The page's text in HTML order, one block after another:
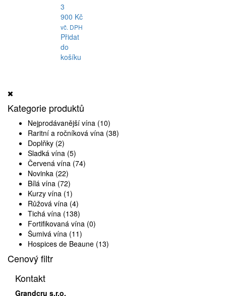
3
900 Kč
vč. DPH
Přidat
do
košíku
Kategorie produktů
Nejprodávanější vína (10)
Raritní a ročníková vína (38)
Doplňky (2)
Sladká vína (5)
Červená vína (74)
Novinka (22)
Bílá vína (72)
Kurzy vína (1)
Růžová vína (4)
Tichá vína (138)
Fortifikovaná vína (0)
Šumivá vína (11)
Hospices de Beaune (13)
Cenový filtr
Kontakt
Grandcru s.r.o.